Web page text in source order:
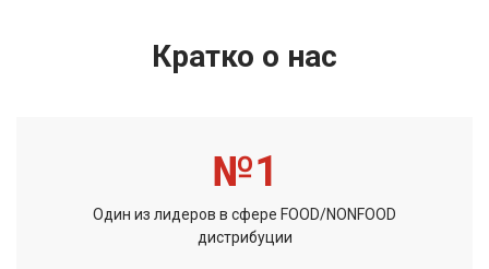
Кратко о нас
№1
Один из лидеров в сфере FOOD/NONFOOD
дистрибуции